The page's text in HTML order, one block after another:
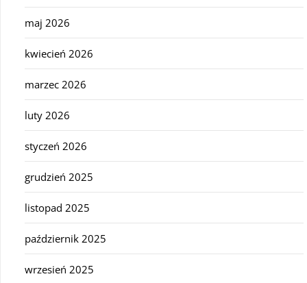
maj 2026
kwiecień 2026
marzec 2026
luty 2026
styczeń 2026
grudzień 2025
listopad 2025
październik 2025
wrzesień 2025